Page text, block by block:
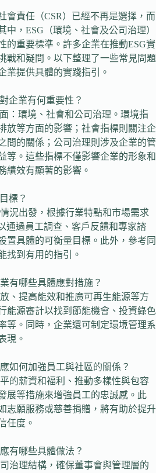
會責任（CSR）已經不再是選擇，而
中，ESG（環境、社會及公司治理）
的重要標準。許多企業在推動ESG實
戰和疑問。以下整理了一些常見問題
業提供具體的實踐指引。
企業有何重要性？
：環境、社會和公司治理。環境指
放等方面的影響；社會指標則關注企
間的關係；公司治理則涉及企業的管
等。這些指標不僅影響企業的形象和
績效有顯著的影響。
標？
況出發，根據行業特點和市場需求
通過員工調查、客戶反饋和專家諮
置具體的可衡量目標。此外，參考同
找到有用的指引。
有哪些具體應對措施？
、提高能效和推廣可再生能源等方
能源審計以找到節能機會、投資綠色
等。同時，企業還可制定環境管理系
現。
如何加強員工與社區的關係？
的薪資和福利、推動多樣性與包容
展等措施來增強員工的忠誠感。此
志願服務或慈善捐贈，將有助於提升
任度。
有哪些具體做法？
治理結構，確保董事會與管理層的